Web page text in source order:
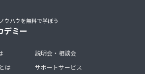
ウハウを無料で学ぼう
デミー
は
説明会・相談会
サポートサービス